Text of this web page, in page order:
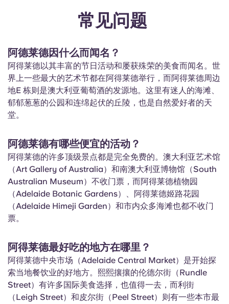
常见问题
阿德莱德因什么而闻名？
阿得莱德以其丰富的节日活动和屡获殊荣的美食而闻名。世
界上一些最大的艺术节都在阿得莱德举行，而阿得莱德周边
地E 栋则是澳大利亚葡萄酒的发源地。这里有迷人的海滩、
郁郁葱葱的公园和连绵起伏的丘陵，也是自然爱好者的天
堂。
阿德莱德有哪些便宜的活动？
阿得莱德的许多顶级景点都是完全免费的。澳大利亚艺术馆
（Art Gallery of Australia）和南澳大利亚博物馆（South
Australian Museum）不收门票，而阿得莱德植物园
（Adelaide Botanic Gardens）、阿得莱德姬路花园
（Adelaide Himeji Garden）和市内众多海滩也都不收门
票。
阿得莱德最好吃的地方在哪里？
阿得莱德中央市场（Adelaide Central Market）是开始探
索当地餐饮业的好地方。熙熙攘攘的伦德尔街（Rundle
Street）有许多国际美食选择，也值得一去，而利街
（Leigh Street）和皮尔街（Peel Street）则有一些本市最